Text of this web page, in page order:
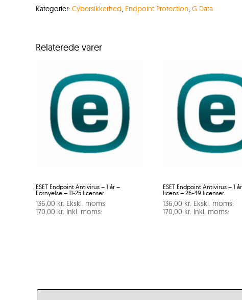
Kategorier: Cybersikkerhed, Endpoint Protection, G Data
Relaterede varer
ESET Endpoint Antivirus – 1 år –
Fornyelse – 11-25 licenser
136,00 kr. Ekskl. moms:
170,00 kr. Inkl. moms:
ESET Endpoint Antivirus – 1
licens – 26-49 licenser
136,00 kr. Ekskl. moms:
170,00 kr. Inkl. moms: